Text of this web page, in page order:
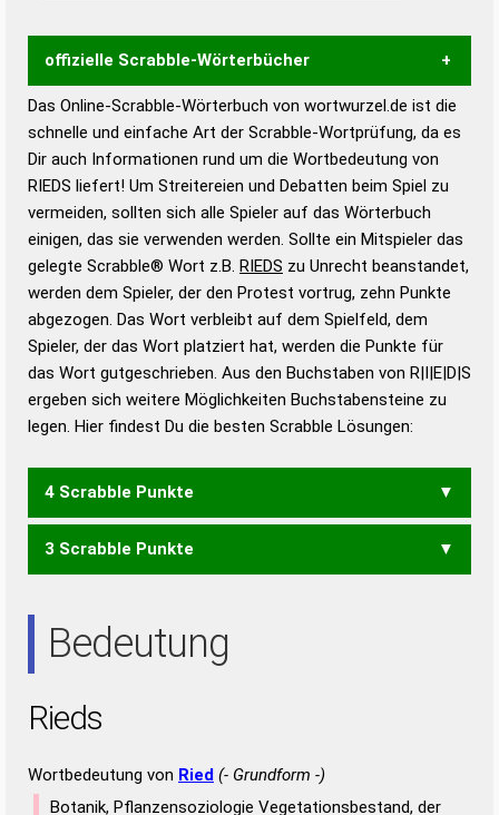
offizielle Scrabble-Wörterbücher
Wortwurzel liefert mit Hilfe eines semantischen
Wortanalyse-Algorithmus gute Anhaltspunkte zu
Wortbedeutung, Worttrennung und Wortform, um die
Gültigkeit eines Wortes für das Scrabble-Spiel zu
bestimmen!
zugelassene Turnier Scrabble-
Wörterbücher sind:
Duden – Standardwerk in 12 Bänden
Duden – Richtiges und gutes
Deutsch
Duden – Die deutsche Grammatik
Duden – Deutsches
Universalwörterbuch
Das Online-Scrabble-Wörterbuch von wortwurzel.de ist die
schnelle und einfache Art der Scrabble-Wortprüfung, da es
Dir auch Informationen rund um die Wortbedeutung von
RIEDS liefert! Um Streitereien und Debatten beim Spiel zu
vermeiden, sollten sich alle Spieler auf das Wörterbuch
einigen, das sie verwenden werden. Sollte ein Mitspieler das
gelegte Scrabble® Wort z.B. RIEDS zu Unrecht beanstandet,
werden dem Spieler, der den Protest vortrug, zehn Punkte
abgezogen. Das Wort verbleibt auf dem Spielfeld, dem
Spieler, der das Wort platziert hat, werden die Punkte für
das Wort gutgeschrieben. Aus den Buchstaben von R|I|E|D|S
ergeben sich weitere Möglichkeiten Buchstabensteine zu
legen. Hier findest Du die besten Scrabble Lösungen:
4 Scrabble Punkte
DIES DREI EIDS REIS
3 Scrabble Punkte
SEI SIE SIR
Bedeutung
Rieds
Wortbedeutung von Ried (- Grundform -)
Botanik, Pflanzensoziologie Vegetationsbestand, der